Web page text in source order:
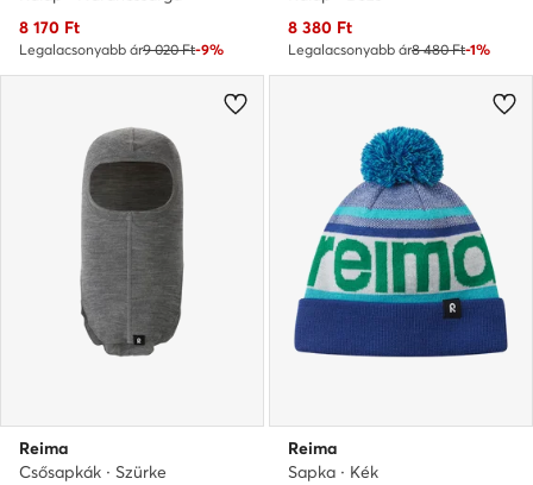
Aktuális ár
8 170 Ft
Legalacsonyabb ár9 020 Ft-9%
Aktuális ár
8 380 Ft
Legalacsonyabb ár8 480 Ft-1%
Reima
Csősapkák · Szürke
Reima
Sapka · Kék